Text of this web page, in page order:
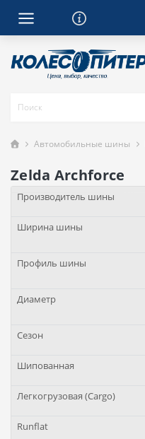
Автомобильные шины
Zelda Archforce
Производитель шины
Ширина шины
Профиль шины
Диаметр
Сезон
Шипованная
Легкогрузовая (Cargo)
Runflat